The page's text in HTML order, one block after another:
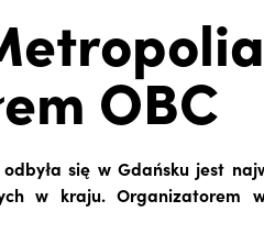
OBC
się w Gdańsku jest
w kraju. Organizatorem